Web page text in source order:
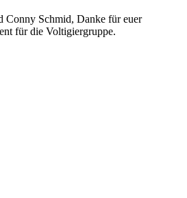
Conny Schmid, Danke für euer
für die Voltigiergruppe.